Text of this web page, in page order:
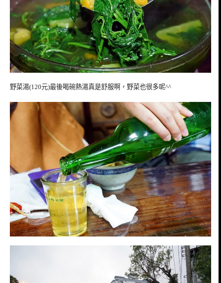
野菜湯(120元)最後喝碗熱湯真是舒服啊，野菜也很多呢^^